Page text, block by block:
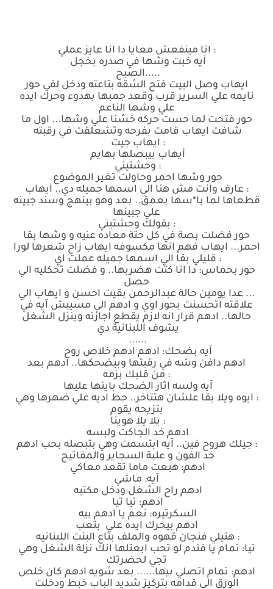
: انا مينفعش معايا دا انا عايز عملي
آيه خبت وشها في صدره بخجل
.....الصبح
ايهاب وصل البيت فتح الشقه بتاعته ودخل لقي حور
نايمه علي السرير قرب وقعد جمبها بهدوء وحرك ايده
علي وشها الناعم
حور فتحت لما حست حركه خشنا علي وشها... اول ما
شافت ايهاب قامت بفرحه وتشعلقت في رقبته
: ايهاب جيت
أيهاب بيبصلها بهايم
: وحشتيني
حور وشها احمر وحاولت تغير الموضوع
: عارف وانت مش هنا الي اسمها جميله دي.. ايهاب
قطعاها لما با*سها بعمق.. بعد وهو بينهج وسند جبينه
علي جبينها
: بقولك وحشتيني
حور فضلت بصة في كل حتة معاده عنيه و وشها بقا
احمر... ايهاب فهم انها مكسوفه ايهاب زاح شعرها لورا
: قليلي بقا الي اسمها جميله عملت اي
حور بحماس: دا انا كتت هضربها.. و فضلت تحكليه الي
حصل
... عدا يومين حالة عبدالرحمن بقيت احسن و ايهاب الي
علاقته اتحسنت بحور اوي و ادهم الي مسيبش آيه في
حالها.. ادهم قرار انه لازم يقطع اجازته وينزل الشغل
يشوف اللبنانية دي
......
آيه بضحك: ادهم ادهم خلاص روح
ادهم دافن وشه في رقبتها وبيضحكها.. ادهم بعد
: من قلبك بزمه
آيه ولسه اثار الضحك باينها عليها
: ايوه ويلا بقا علشان هتتاخر.. حط اديه علي ضهرها وهي
بتزيحه يقوم
: يلا يلا هوينا
ادهم خد الجاكت ولبسه
: جيلك هروح فين.. آيه ابتسمت وهي بتبصله بحب ادهم
خد الفون و علبة السجاير والمفاتيح
ادهم: هبعت ماما تقعد معاكي
آيه: ماشي
ادهم راح الشغل ودخل مكتبه
ادهم: تيا تيا
السكرتيره: نعم يا ادهم بيه
ادهم بيحرك ايده علي بتعب
: هتيلي فنجان قهوه والملف بتاع البنت اللبنانيه
تيا: تمام يا فندم لو تحب ابعتلها انك نزلة الشغل وهي
تجي لحضرتك
ادهم: تمام اتصلي بيها...... بعد شويه ادهم كان خلص
الورق الي قدامه بتركيز شديد الباب خبط ودخلت